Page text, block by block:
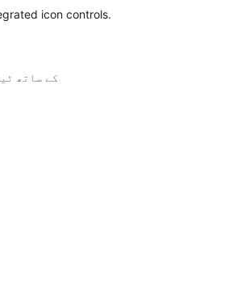
icon controls.
7.0.3 کے ساتھ